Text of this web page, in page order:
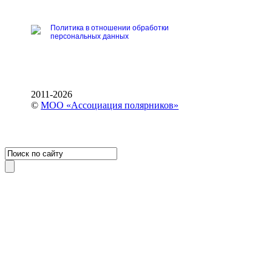
Политика в отношении обработки
персональных данных
2011-2026
©МОО «Ассоциация полярников»